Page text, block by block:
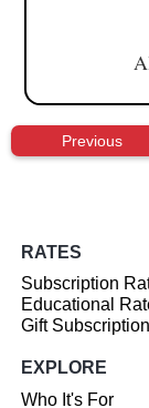
Previous
RATES
Subscription
Educational
Gift
EXPLORE
Who It's For